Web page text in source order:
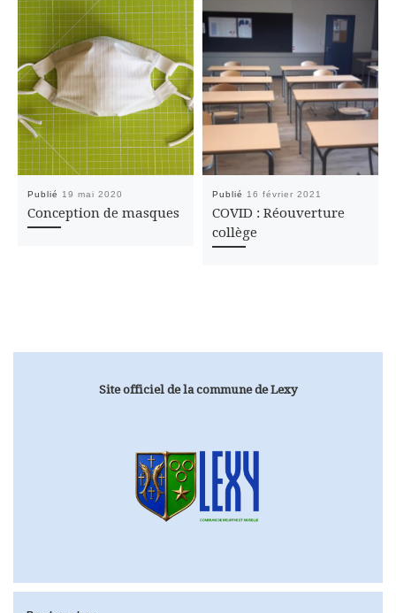
Publié 19 mai 2020
Conception de masques
Publié 16 février 2021
COVID : Réouverture
collège
Site officiel de la commune de Lexy